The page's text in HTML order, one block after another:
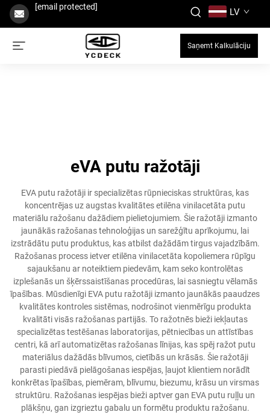
[email protected] LV
Saņemt Kalkulāciju
eVA putu ražotāji
EVA putu ražotāji ir specializētas rūpnieciskas struktūras, kas
koncentrējas uz augstas kvalitātes etilēna vinilacetāta putu
materiālu ražošanu dažādiem pielietojumiem. Šie ražotāji izmanto
jaunākās ražošanas tehnoloģijas un sarežģītu aprīkojumu, lai
izstrādātu putu produktus, kas atbilst dažādām tirgus vajadzībām.
Ražošanas process ietver etilēna vinilacetāta kopoliemera rūpīgu
sajaukšanu ar noteiktiem piedevām, kam seko kontrolētas
izplešanās un šķērssaistīšanas procedūras, lai sasniegtu vēlamās
īpašības. Mūsdienīgi EVA putu ražotāji izmanto jaunākās paaudzes
kvalitātes kontroles sistēmas, nodrošinot vienmērīgu produkta
kvalitāti visās ražošanas partijās. To ražotnēs bieži iekļautas
specializētas testēšanas laboratorijas, pētniecības un attīstības
centri, kā arī automatizētas ražošanas līnijas, kas spēj ražot putu
materiālus dažādās blīvumos, cietībās un krāsās. Šie ražotāji
parasti piedāvā pielāgošanas iespējas, ļaujot klientiem norādīt
konkrētas īpašības, piemēram, blīvumu, biezumu, krāsu un virsmas
struktūru. Ražošanas iespējas bieži aptver gan EVA putu ruļļu un
plākšņu, gan izgrieztu gabalu un formētu produktu ražošanu.